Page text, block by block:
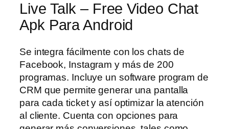
Live Talk – Free Video Chat
Apk Para Android
Se integra fácilmente con los chats de
Facebook, Instagram y más de 200
programas. Incluye un software program de
CRM que permite generar una pantalla
para cada ticket y así optimizar la atención
al cliente. Cuenta con opciones para